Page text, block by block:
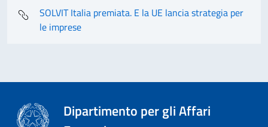
SOLVIT Italia premiata. E la UE lancia strategia per
le imprese
Dipartimento per gli Affari